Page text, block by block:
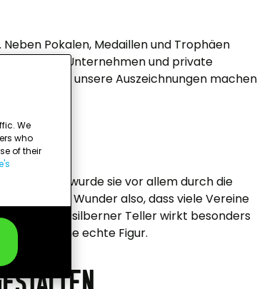
We
who
of their
Neben Pokalen, Medaillenund Trophäen
für Vereine, Unternehmen und private
Ehrung – unsere Auszeichnungen machen
. Bekannt wurde sie vor allem durch die
wird. Kein Wunder also, dass viele Vereine
ein großer, silberner Teller wirkt besonders
Vitrine eine echte Figur.